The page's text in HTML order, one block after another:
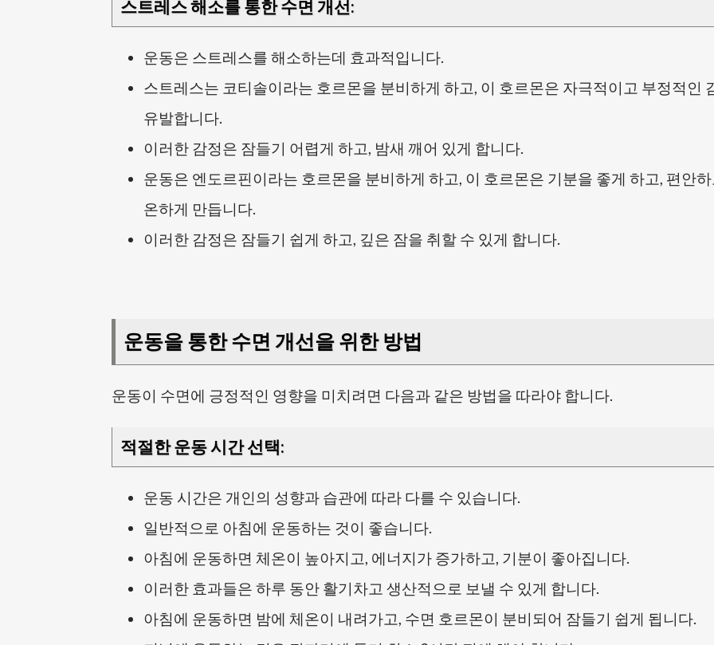
스트레스 해소를 통한 수면 개선:
운동은 스트레스를 해소하는데 효과적입니다.
스트레스는 코티솔이라는 호르몬을 분비하게 하고, 이 호르몬은 자극적이고 부정적인
유발합니다.
이러한 감정은 잠들기 어렵게 하고, 밤새 깨어 있게 합니다.
운동은 엔도르핀이라는 호르몬을 분비하게 하고, 이 호르몬은 기분을 좋게 하고, 편안
온하게 만듭니다.
이러한 감정은 잠들기 쉽게 하고, 깊은 잠을 취할 수 있게 합니다.
운동을 통한 수면 개선을 위한 방법
운동이 수면에 긍정적인 영향을 미치려면 다음과 같은 방법을 따라야 합니다.
적절한 운동 시간 선택:
운동 시간은 개인의 성향과 습관에 따라 다를 수 있습니다.
일반적으로 아침에 운동하는 것이 좋습니다.
아침에 운동하면 체온이 높아지고, 에너지가 증가하고, 기분이 좋아집니다.
이러한 효과들은 하루 동안 활기차고 생산적으로 보낼 수 있게 합니다.
아침에 운동하면 밤에 체온이 내려가고, 수면 호르몬이 분비되어 잠들기 쉽게 됩니다.